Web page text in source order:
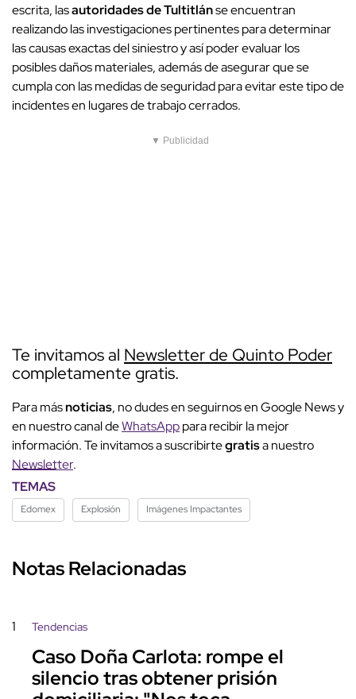
escrita, lasautoridades de Tultitlánse encuentran
realizando las investigaciones pertinentes para determinar
las causas exactas del siniestro y así poder evaluar los
posibles daños materiales, además de asegurar que se
cumpla con las medidas de seguridad para evitar este tipo de
incidentes en lugares de trabajo cerrados.
▼ Publicidad
Te invitamos al Newsletter de Quinto Poder
completamente gratis.
Para másnoticias, no dudes en seguirnos en Google News y
en nuestro canal deWhatsApppara recibir la mejor
información. Te invitamos a suscribirtegratisa nuestro
Newsletter.
TEMAS
Edomex Explosión Imágenes Impactantes
Notas Relacionadas
1 Tendencias
Caso Doña Carlota: rompe el
silencio tras obtener prisión